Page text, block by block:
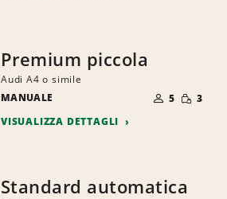
Premium piccola
Audi A4 o simile
MANUALE
DI
PERSONE
5 RIDOTTA
3
VISUALIZZA DETTAGLI
Standard automatica